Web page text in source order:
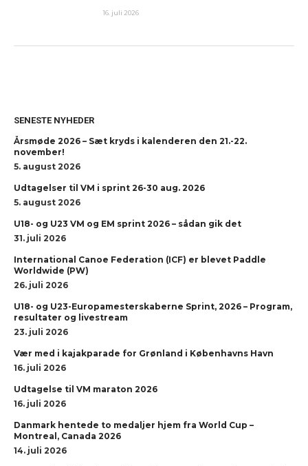
16. juli 2026
SENESTE NYHEDER
Årsmøde 2026 – Sæt kryds i kalenderen den 21.-22.
november!
5. august 2026
Udtagelser til VM i sprint 26-30 aug. 2026
5. august 2026
U18- og U23 VM og EM sprint 2026 – sådan gik det
31. juli 2026
International Canoe Federation (ICF) er blevet Paddle
Worldwide (PW)
26. juli 2026
U18- og U23-Europamesterskaberne Sprint, 2026 – Program,
resultater og livestream
23. juli 2026
Vær med i kajakparade for Grønland i Københavns Havn
16. juli 2026
Udtagelse til VM maraton 2026
16. juli 2026
Danmark hentede to medaljer hjem fra World Cup –
Montreal, Canada 2026
14. juli 2026